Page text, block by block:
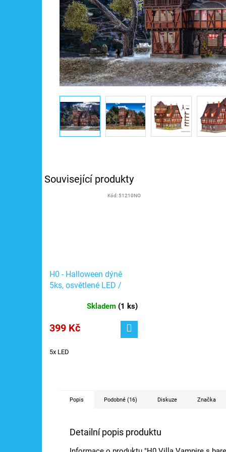
Související produkty
H0 - Halloween dýně
5ks, osvětlené LED /
Skladem (1 ks)
399 Kč
5x LED
Kód: 51210NO
Popis Podobné (16) Diskuze Značka
Detailní popis produktu